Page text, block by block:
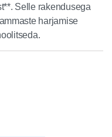
Selle rakendusega
harjamise